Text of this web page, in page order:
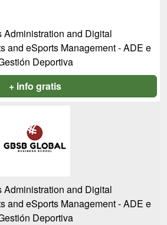
Administration and Digital
and eSports Management - ADE e
Deportiva
+ info gratis
Administration and Digital
and eSports Management - ADE e
Deportiva